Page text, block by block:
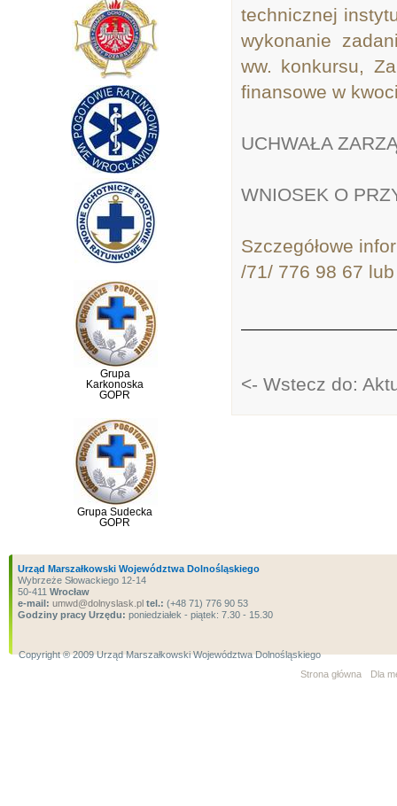
Grupa
Karkonoska
GOPR
Grupa Sudecka
GOPR
technicznej
wykonanie
ww. konkursu,
finansowe w
UCHWAŁA
WNIOSEK O
Szczegółowe
/71/ 776 98 67
<- Wstecz do:
Urząd Marszałkowski Województwa Dolnośląskiego
Wybrzeże Słowackiego 12-14
50-411 Wrocław
e-mail: umwd@dolnyslask.pl tel.: (+48 71) 776 90 53
Godziny pracy Urzędu: poniedziałek - piątek: 7.30 - 15.30
Copyright ® 2009 Urząd Marszałkowski Województwa Dolnośląskiego
Strona główna
Dla